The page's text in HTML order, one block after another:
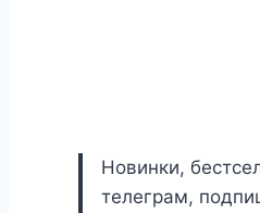
Новинки,
телеграм,